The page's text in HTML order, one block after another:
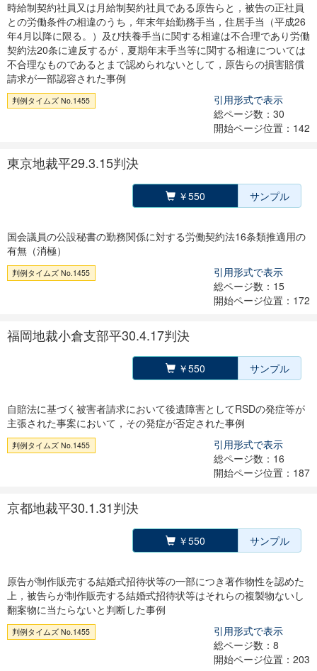
時給制契約社員又は月給制契約社員である原告らと，被告の正社員
との労働条件の相違のうち，年末年始勤務手当，住居手当（平成26
年4月以降に限る。）及び扶養手当に関する相違は不合理であり労働
契約法20条に違反するが，夏期年末手当等に関する相違については
不合理なものであるとまで認められないとして，原告らの損害賠償
請求が一部認容された事例
判例タイムズ No.1455
引用形式で表示
総ページ数：30
開始ページ位置：142
東京地裁平29.3.15判決
￥550 サンプル
国会議員の公設秘書の勤務関係に対する労働契約法16条類推適用の
有無（消極）
判例タイムズ No.1455
引用形式で表示
総ページ数：15
開始ページ位置：172
福岡地裁小倉支部平30.4.17判決
￥550 サンプル
自賠法に基づく被害者請求において後遺障害としてRSDの発症等が
主張された事案において，その発症が否定された事例
判例タイムズ No.1455
引用形式で表示
総ページ数：16
開始ページ位置：187
京都地裁平30.1.31判決
￥550 サンプル
原告が制作販売する結婚式招待状等の一部につき著作物性を認めた
上，被告らが制作販売する結婚式招待状等はそれらの複製物ないし
翻案物に当たらないと判断した事例
判例タイムズ No.1455
引用形式で表示
総ページ数：8
開始ページ位置：203